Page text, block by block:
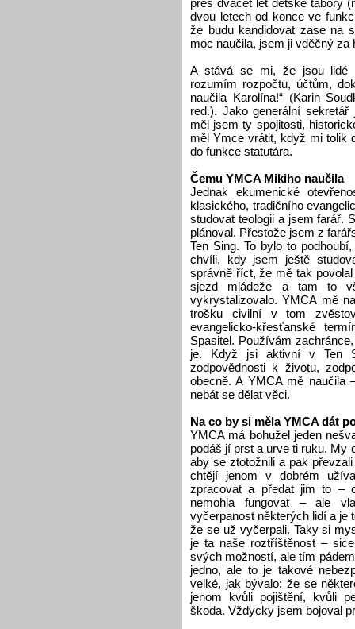
dvou letech od konce ve
že budu kandidovat zase na
moc naučila, jsem ji vděčný za
A stává se mi, že jsou lidé
rozumím rozpočtu, účtům,
naučila Karolína!“ (Karin
red.). Jako generální
měl jsem ty spojitosti,
měl Ymce vrátit, když mi tolik
do funkce statutára.
Čemu YMCA Mikiho naučila
Jednak ekumenické
klasického, tradičního
studovat teologii a jsem farář.
plánoval. Přestože jsem z
Ten Sing. To bylo to
chvíli, kdy jsem ještě
správně říct, že mě tak
sjezd mládeže a tam to
vykrystalizovalo. YMCA mě
trošku civilní v tom
evangelicko-křesťanské
Spasitel. Používám
je. Když jsi aktivní v Ten
zodpovědnosti k životu,
obecně. A YMCA mě
nebát se dělat věci.
Na co by si měla YMCA dát
YMCA má bohužel jeden
podáš jí prst a urve ti ruku. My
aby se ztotožnili a pak
chtějí jenom v dobrém
zpracovat a předat jim to –
nemohla fungovat – ale
vyčerpanost některých lidí a je
že se už vyčerpali. Taky si
je ta naše roztříštěnost –
svých možností, ale tím
jedno, ale to je takové
velké, jak bývalo: že se
jenom kvůli pojištění, kvůli
škoda. Vždycky jsem bojoval